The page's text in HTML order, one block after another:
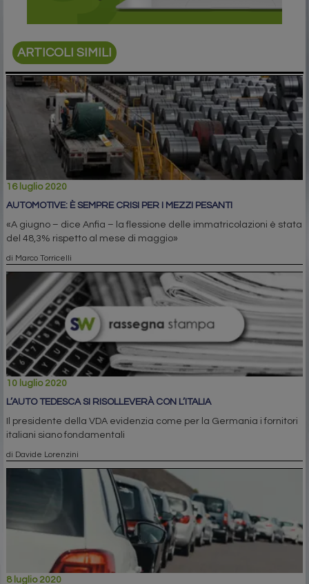
ARTICOLI SIMILI
16 luglio 2020
AUTOMOTIVE: È SEMPRE CRISI PER I MEZZI PESANTI
«A giugno – dice Anfia – la flessione delle immatricolazioni è stata
del 48,3% rispetto al mese di maggio»
di Marco Torricelli
10 luglio 2020
L’AUTO TEDESCA SI RISOLLEVERÀ CON L’ITALIA
Il presidente della VDA evidenzia come per la Germania i fornitori
italiani siano fondamentali
di Davide Lorenzini
8 luglio 2020